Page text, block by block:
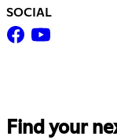
SOCIAL
Find your